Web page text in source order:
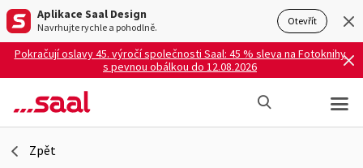
Aplikace Saal Design
Navrhujte rychle a pohodlně. Otevřít
Pokračují oslavy 45. výročí společnosti Saal: 45 % sleva na Fotoknihy
s pevnou obálkou do 12.08.2026
Zpět